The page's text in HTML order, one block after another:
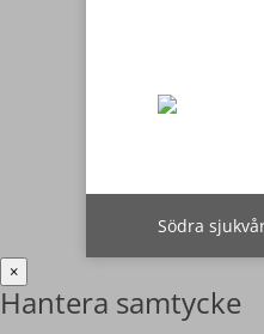
Södra
×
Hantera samtycke